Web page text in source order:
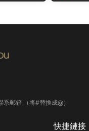
郵箱 （将#替換成@）
快捷鏈接